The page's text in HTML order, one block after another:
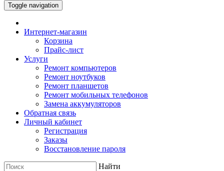
Toggle navigation
Интернет-магазин
Корзина
Прайс-лист
Услуги
Ремонт компьютеров
Ремонт ноутбуков
Ремонт планшетов
Ремонт мобильных телефонов
Замена аккумуляторов
Обратная связь
Личный кабинет
Регистрация
Заказы
Восстановление пароля
Найти